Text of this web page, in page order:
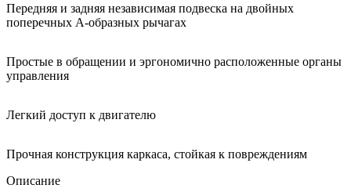
Передняя и задняя независимая подвеска на двойных
поперечных А-образных рычагах
Простые в обращении и эргономично расположенные органы
управления
Легкий доступ к двигателю
Прочная конструкция каркаса, стойкая к повреждениям
Описание